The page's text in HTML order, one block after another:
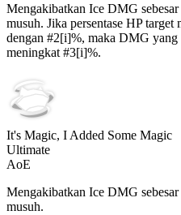
Mengakibatkan Ice DMG
musuh. Jika persentase HP target
dengan #2[i]%, maka DMG yang
meningkat #3[i]%.
It's Magic, I Added Some Magic
Ultimate
AoE
Mengakibatkan Ice DMG
musuh.